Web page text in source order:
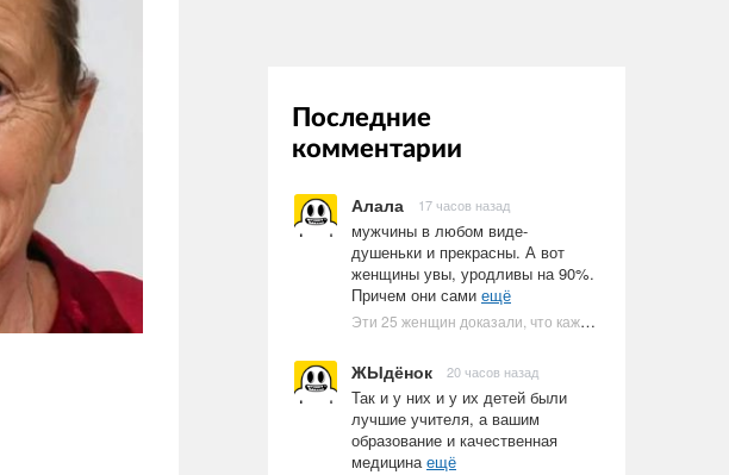
Последние
комментарии
Алала 17 часов назад
мужчины в любом виде-
душеньки и прекрасны. А вот
женщины увы, уродливы на 90%.
Причем они сами ещё
Эти 25 женщин доказали, что каждое тело имеет право быть в бикини
ЖЫдёнок 20 часов назад
Так и у них и у их детей были
лучшие учителя, а вашим
образование и качественная
медицинаещё